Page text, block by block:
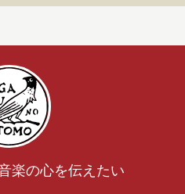
楽の心を伝えたい